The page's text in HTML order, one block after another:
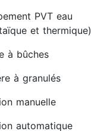
PVT eau
et thermique)
à bûches
à granulés
manuelle
automatique